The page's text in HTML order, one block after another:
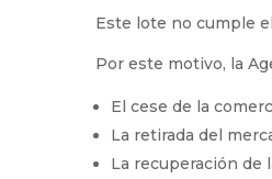
Este lote no cumple
Por este motivo, la
El cese de la
La retirada del
La recuperación de